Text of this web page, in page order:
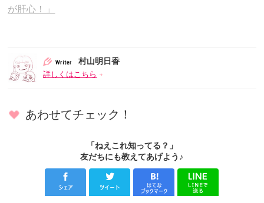
が肝心！」
村山明日香
詳しくはこちら
あわせてチェック！
「ねえこれ知ってる？」
友だちにも教えてあげよう♪